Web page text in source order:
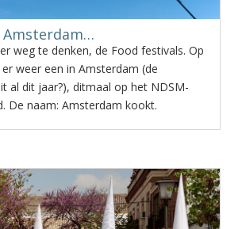
Amsterdam…
weg te denken, de Food festivals. Op
weer een in Amsterdam (de
al dit jaar?), ditmaal op het NDSM-
De naam: Amsterdam kookt.